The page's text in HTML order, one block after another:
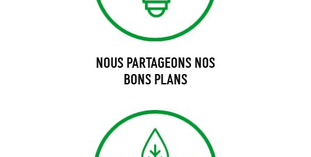
NOUS PARTAGEONS NOS
BONS PLANS